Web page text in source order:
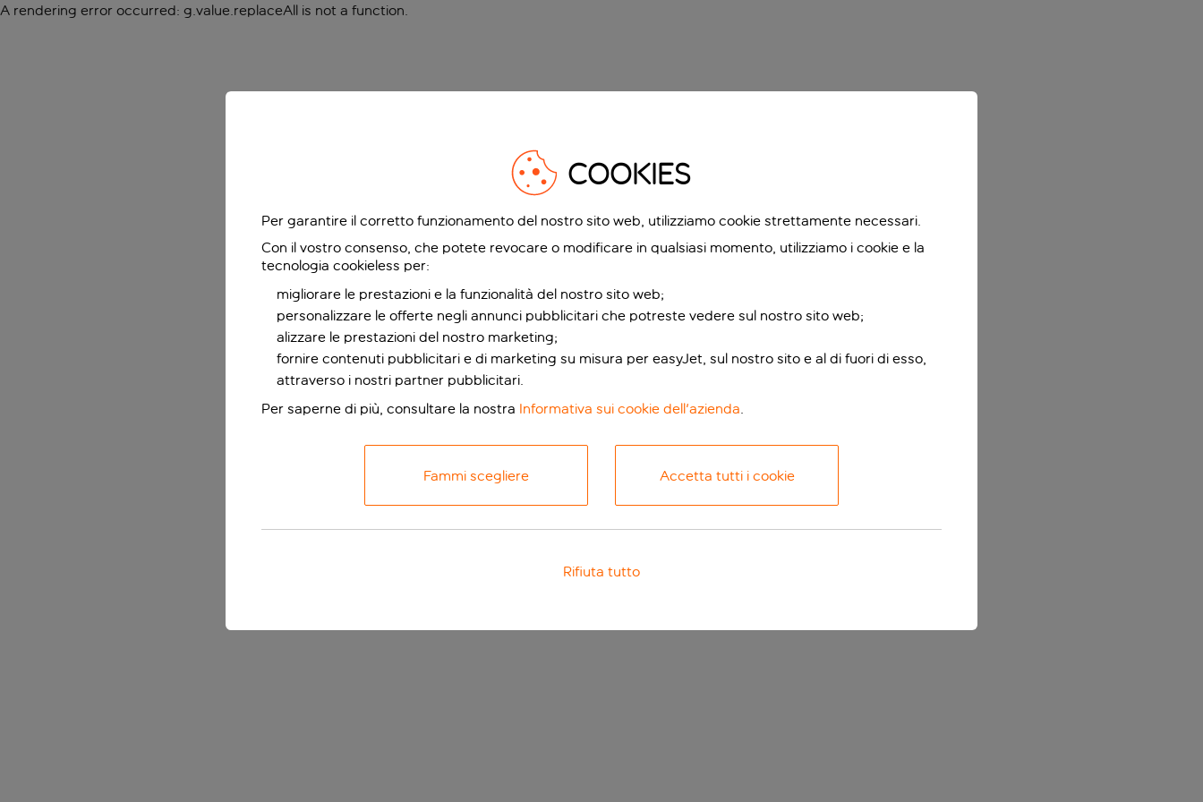
A rendering error occurred: g.value.replaceAll is not a function.
COOKIES
Per garantire il corretto funzionamento del nostro sito web, utilizziamo cookie strettamente necessari.
Con il vostro consenso, che potete revocare o modificare in qualsiasi momento, utilizziamo i cookie e la
tecnologia cookieless per:
migliorare le prestazioni e la funzionalità del nostro sito web;
personalizzare le offerte negli annunci pubblicitari che potreste vedere sul nostro sito web;
alizzare le prestazioni del nostro marketing;
fornire contenuti pubblicitari e di marketing su misura per easyJet, sul nostro sito e al di fuori di esso,
attraverso i nostri partner pubblicitari.
Per saperne di più, consultare la nostra Informativa sui cookie dell'azienda.
Fammi scegliere Accetta tutti i cookie
Rifiuta tutto